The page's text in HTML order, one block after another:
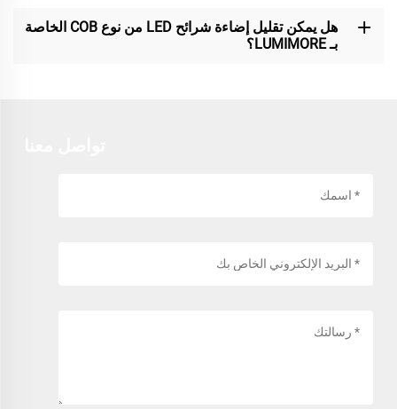
هل يمكن تقليل إضاءة شرائح LED من نوع COB الخاصة
بـ LUMIMORE؟